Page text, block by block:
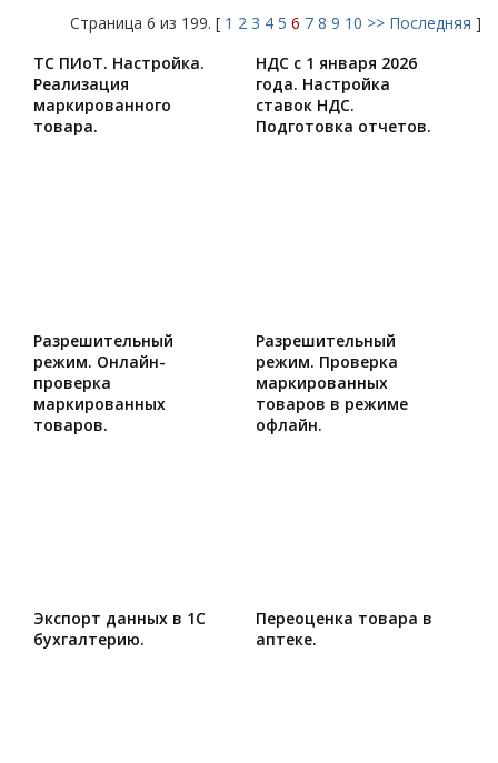
Страница 6 из 199. [ 1 2 3 4 5 6 7 8 9 10 >> Последняя ]
ТС ПИоТ. Настройка.
Реализация
маркированного
товара.
НДС с 1 января 2026
года. Настройка
ставок НДС.
Подготовка отчетов.
Разрешительный
режим. Онлайн-
проверка
маркированных
товаров.
Разрешительный
режим. Проверка
маркированных
товаров в режиме
офлайн.
Экспорт данных в 1С
бухгалтерию.
Переоценка товара в
аптеке.